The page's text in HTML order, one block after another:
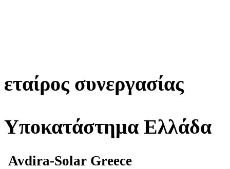
εταίρος συνεργασίας
Υποκατάστημα Ελλάδα
Avdira-Solar Greece